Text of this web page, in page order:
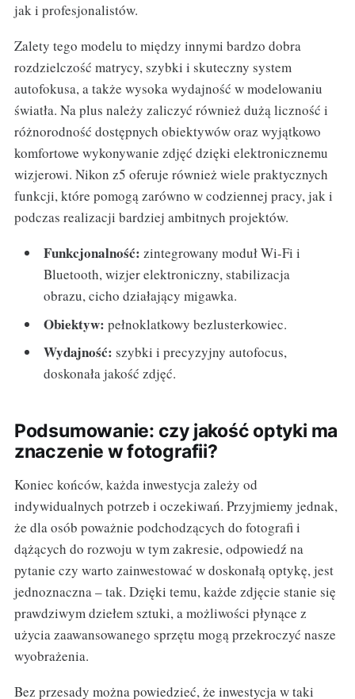
jak i profesjonalistów.
Zalety tego modelu to między innymi bardzo dobra
rozdzielczość matrycy, szybki i skuteczny system
autofokusa, a także wysoka wydajność w modelowaniu
światła. Na plus należy zaliczyć również dużą liczność i
różnorodność dostępnych obiektywów oraz wyjątkowo
komfortowe wykonywanie zdjęć dzięki elektronicznemu
wizjerowi. Nikon z5 oferuje również wiele praktycznych
funkcji, które pomogą zarówno w codziennej pracy, jak i
podczas realizacji bardziej ambitnych projektów.
Funkcjonalność: zintegrowany moduł Wi-Fi i
Bluetooth, wizjer elektroniczny, stabilizacja
obrazu, cicho działający migawka.
Obiektyw: pełnoklatkowy bezlusterkowiec.
Wydajność: szybki i precyzyjny autofocus,
doskonała jakość zdjęć.
Podsumowanie: czy jakość optyki ma
znaczenie w fotografii?
Koniec końców, każda inwestycja zależy od
indywidualnych potrzeb i oczekiwań. Przyjmiemy jednak,
że dla osób poważnie podchodzących do fotografi i
dążących do rozwoju w tym zakresie, odpowiedź na
pytanie czy warto zainwestować w doskonałą optykę, jest
jednoznaczna – tak. Dzięki temu, każde zdjęcie stanie się
prawdziwym dziełem sztuki, a możliwości płynące z
użycia zaawansowanego sprzętu mogą przekroczyć nasze
wyobrażenia.
Bez przesady można powiedzieć, że inwestycja w taki